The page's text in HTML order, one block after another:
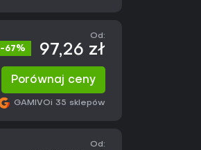
-67%
Od:
97,26 zł
Porównaj ceny
GAMIVOi 35 sklepów
Od: